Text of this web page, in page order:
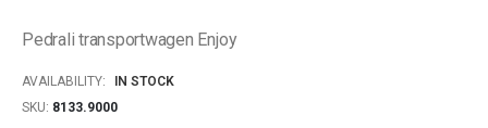
images
Pedrali transportwagen Enjoy
AVAILABILITY:
IN STOCK
SKU 8133.9000